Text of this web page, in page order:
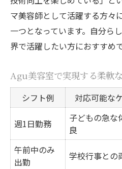
マ美容師として活躍する方々
一つとなっています。自分ら
界で活躍したい方におすすめで
Agu美容室で実現する柔軟
シフト例 対応可能な
週1日勤務
子どもの急な
良
午前中のみ
出勤
学校行事との